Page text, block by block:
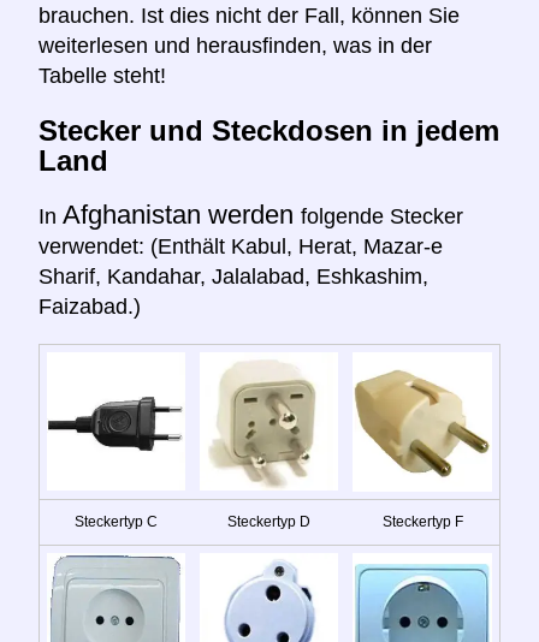
brauchen. Ist dies nicht der Fall, können Sie
weiterlesen und herausfinden, was in der
Tabelle steht!
Stecker und Steckdosen in jedem
Land
In Afghanistan werden folgende Stecker
verwendet: (Enthält Kabul, Herat, Mazar-e
Sharif, Kandahar, Jalalabad, Eshkashim,
Faizabad.)
Steckertyp C Steckertyp D Steckertyp F